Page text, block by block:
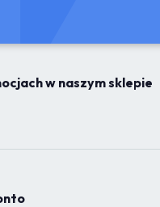
w naszym sklepie